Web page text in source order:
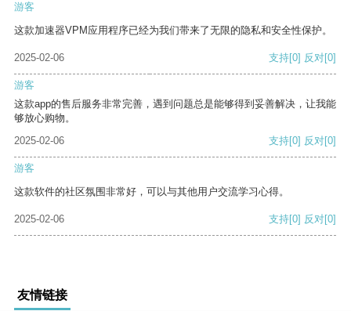
游客
这款加速器VPM应用程序已经为我们带来了无限的隐私和安全性保护。
2025-02-06 支持[0] 反对[0]
游客
这款app的售后服务非常完善，遇到问题总是能够得到妥善解决，让我能
够放心购物。
2025-02-06
支持[0] 反对[0]
游客
这款软件的社区氛围非常好，可以与其他用户交流学习心得。
2025-02-06 支持[0] 反对[0]
友情链接